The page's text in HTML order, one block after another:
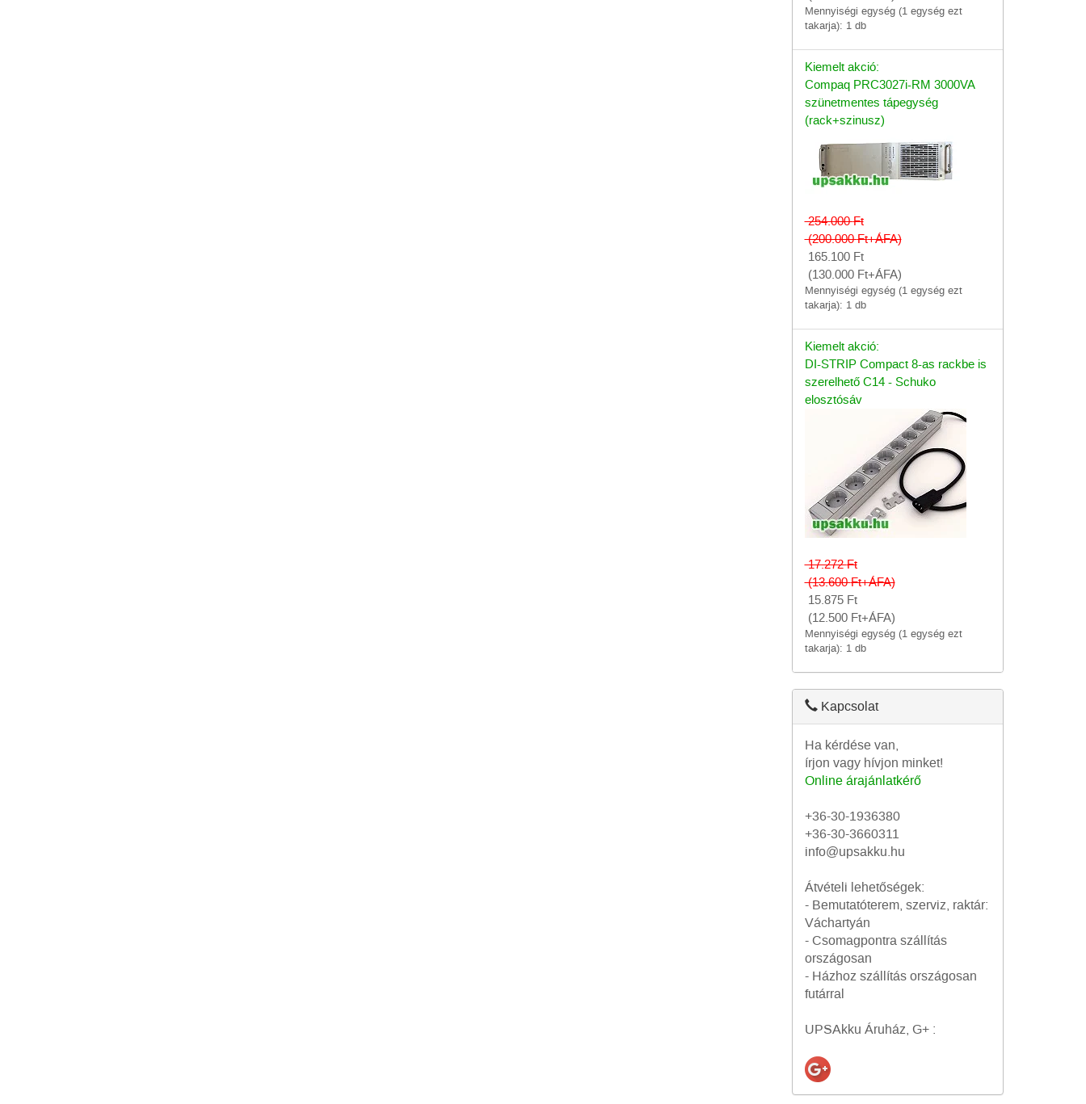
Mennyiségi egység (1 egység ezt
takarja): 1 db
Kiemelt akció:
Compaq PRC3027i-RM 3000VA
szünetmentes tápegység
(rack+szinusz)
254.000Ft
(200.000Ft+ÁFA)
165.100 Ft
(130.000 Ft+ÁFA)
Mennyiségi egység (1 egység ezt
takarja): 1 db
Kiemelt akció:
DI-STRIP Compact 8-as rackbe is
szerelhető C14 - Schuko
elosztósáv
17.272Ft
(13.600Ft+ÁFA)
15.875 Ft
(12.500 Ft+ÁFA)
Mennyiségi egység (1 egység ezt
takarja): 1 db
Kapcsolat
Ha kérdése van,
írjon vagy hívjon minket!
Online árajánlatkérő
+36-30-1936380
+36-30-3660311
info@upsakku.hu
Átvételi lehetőségek:
- Bemutatóterem, szerviz, raktár:
Váchartyán
- Csomagpontra szállítás
országosan
- Házhoz szállítás országosan
futárral
UPSAkku Áruház, G+ :